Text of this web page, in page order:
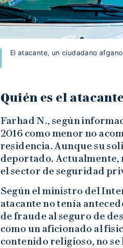
El atacante, un ciudadano
Quién es el atacante
Farhad N., según
2016 como menor no
residencia. Aunque su
deportado. Actualmente,
el sector de seguridad
Según el ministro del
atacante no tenía
de fraude al seguro de
como un aficionado al
contenido religioso, no